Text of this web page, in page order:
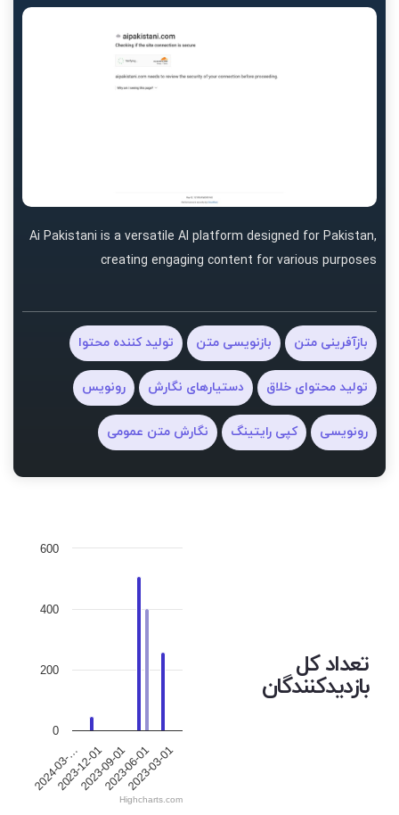
Ai Pakistani is a versatile AI platform designed for Pakistan,
creating engaging content for various purposes
بازآفرینی متن بازنویسی متن تولید کننده محتوا
تولید محتوای خلاق دستیارهای نگارش رونویس
رونویسی کپی رایتینگ نگارش متن عمومی
تعداد کل
بازدیدکنندگان
2024-03-…
2023-12-012023-09-012023-06-01
2023-03-01
0
200
400
600
Highcharts.com